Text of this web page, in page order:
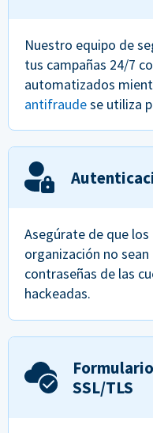
Nuestro equipo de
tus campañas 24/7
automatizados
antifraudese utiliza
Asegúrate de que
organización no
contraseñas de las
hackeadas.
SSL/TLS